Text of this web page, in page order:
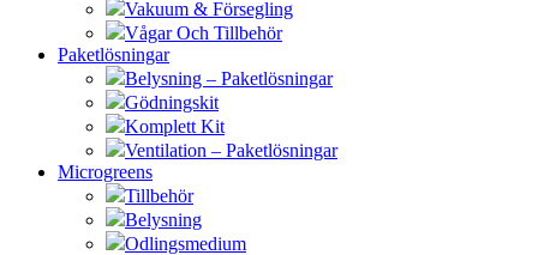
Vakuum & Försegling
Vågar Och Tillbehör
Paketlösningar
Belysning – Paketlösningar
Gödningskit
Komplett Kit
Ventilation – Paketlösningar
Microgreens
Tillbehör
Belysning
Odlingsmedium